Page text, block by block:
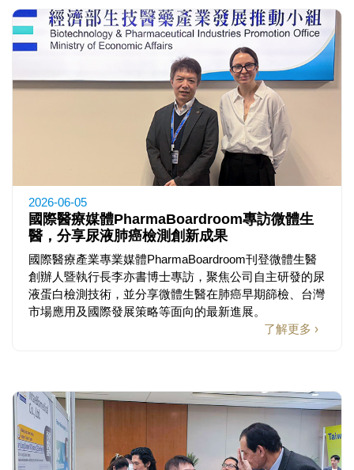
2026-06-05
國際醫療媒體PharmaBoardroom專訪微體生
醫，分享尿液肺癌檢測創新成果
國際醫療產業專業媒體PharmaBoardroom刊登微體生醫
創辦人暨執行長李亦書博士專訪，聚焦公司自主研發的尿
液蛋白檢測技術，並分享微體生醫在肺癌早期篩檢、台灣
市場應用及國際發展策略等面向的最新進展。
了解更多 ›